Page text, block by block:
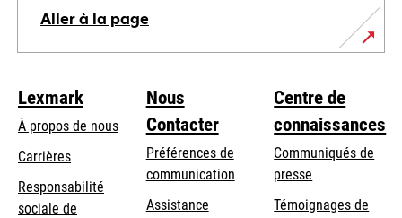
Aller à la page
Lexmark
À propos de nous
Carrières
s’ouvre
dans
Responsabilité
sociale de
Nous
Contacter
Préférences de
communication
s’ouvre
Assistance
Centre de
connaissances
Communiqués de
presse
Témoignages de